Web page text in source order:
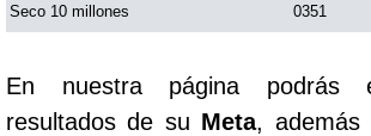
Seco 10 millones 0351
En nuestra página podrás
resultados de su Meta, además